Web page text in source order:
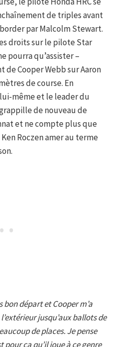
de triples avant
par Malcolm Stewart.
droits sur le pilote Star
pourra qu’assister –
de Cooper Webb sur Aaron
de course. En
même et le leader du
de nouveau de
et ne compte plus que
Roczen amer au terme
bon départ et Cooper m’a
jusqu’aux ballots de
de places. Je pense
pour ça qu’il joue à ce genre